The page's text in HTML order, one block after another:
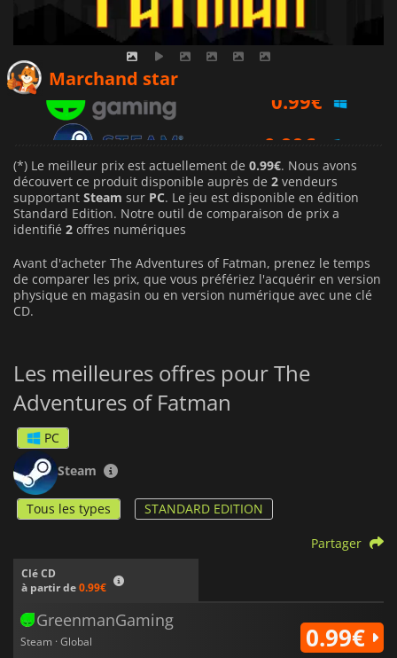
Marchand star
(*) Le meilleur prix est actuellement de 0.99€. Nous avons
découvert ce produit disponible auprès de 2 vendeurs
supportant Steam sur PC. Le jeu est disponible en édition
Standard Edition. Notre outil de comparaison de prix a
identifié 2 offres numériques
Avant d'acheter The Adventures of Fatman, prenez le temps
de comparer les prix, que vous préfériez l'acquérir en version
physique en magasin ou en version numérique avec une clé
CD.
Les meilleures offres pour The
Adventures of Fatman
PC
Steam
Tous les types STANDARD EDITION
Clé CD
à partir de0.99€
Partager
GreenmanGaming
Steam · Global 0.99€